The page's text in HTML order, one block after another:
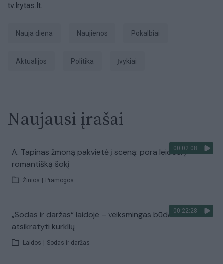
tv.lrytas.lt.
Nauja diena Naujienos pokalbiai
aktualijos Politika Įvykiai
Naujausi įrašai
00:02:08
A. Tapinas žmoną pakvietė į sceną: pora leidosi į
romantišką šokį
Žinios Pramogos
00:22:28
„Sodas ir daržas“ laidoje – veiksmingas būdas
atsikratyti kurklių
Laidos Sodas ir daržas